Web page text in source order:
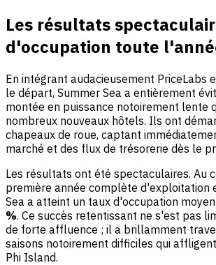
Les résultats
d'occupation toute
En intégrant audacieusement PriceLabs
le départ, Summer Sea a entièrement
montée en puissance notoirement lente
nombreux nouveaux hôtels. Ils ont
chapeaux de roue, captant
marché et des flux de trésorerie dès le
Les résultats ont été spectaculaires. Au
première année complète d'exploitation
Sea a atteint un taux d'occupation
%. Ce succès retentissant ne s'est pas
de forte affluence ; il a brillamment
saisons notoirement difficiles qui
Phi Island.